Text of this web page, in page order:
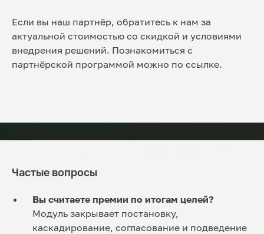
Если вы наш партнёр, обратитесь к нам за
актуальной стоимостью со скидкой и условиями
внедрения решений. Познакомиться с
партнёрской программой можно по ссылке.
Частые вопросы
Вы считаете премии по итогам целей?
Модуль закрывает постановку,
каскадирование, согласование и подведение